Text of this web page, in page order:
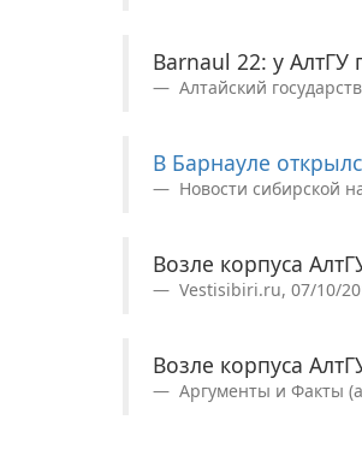
Barnaul 22: у
Алтайский
В Барнауле
Новости сибирской
Возле корпуса
Vestisibiri.ru, 07/10/
Возле корпуса
Аргументы и Факты